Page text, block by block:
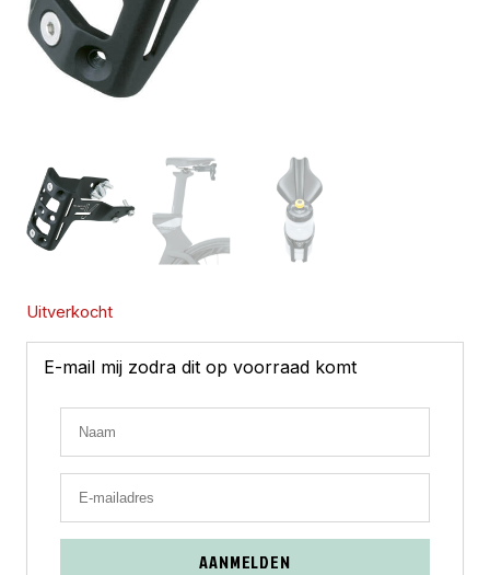
Uitverkocht
E-mail mij zodra dit op voorraad komt
AANMELDEN